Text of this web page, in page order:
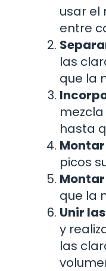
usar el
entre
las
que la
hasta
picos
que la
Unir
y
las